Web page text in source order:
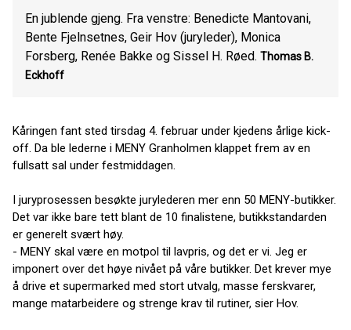
En jublende gjeng. Fra venstre: Benedicte Mantovani,
Bente Fjelnsetnes, Geir Hov (juryleder), Monica
Forsberg, Renée Bakke og Sissel H. Røed. Thomas B.
Eckhoff
Kåringen fant sted tirsdag 4. februar under kjedens årlige kick-
off. Da ble lederne i MENY Granholmen klappet frem av en
fullsatt sal under festmiddagen.
I juryprosessen besøkte jurylederen mer enn 50 MENY-butikker.
Det var ikke bare tett blant de 10 finalistene, butikkstandarden
er generelt svært høy.
- MENY skal være en motpol til lavpris, og det er vi. Jeg er
imponert over det høye nivået på våre butikker. Det krever mye
å drive et supermarked med stort utvalg, masse ferskvarer,
mange matarbeidere og strenge krav til rutiner, sier Hov.